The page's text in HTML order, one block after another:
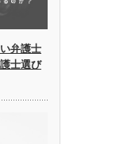
弁護士
士選び